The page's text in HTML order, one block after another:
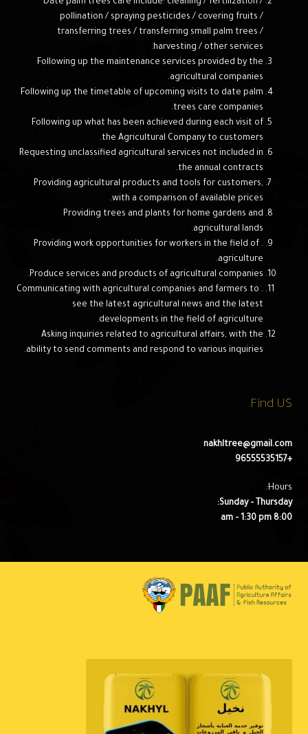
Date palm trees care include: cleaning / fertilization /
pollination / spraying pesticides / covering fruits /
transferring trees / transferring small palm trees /
harvesting / other services.
Following up the maintenance services provided by the
agricultural companies.
Following up the timetable of upcoming visits to date palm
trees care companies.
Following up what has been achieved during each visit of
the Agricultural Company to customers.
Requesting unclassified agricultural services not included in
the annual contracts.
Providing agricultural products and tools for customers,
with a comparison of available prices.
Providing trees and plants for home gardens and
agricultural lands.
. Providing work opportunities for workers in the field of
agriculture.
Produce services and products of agricultural companies.
. Communicating with agricultural companies and farmers to
see the latest agricultural news and the latest
developments in the field of agriculture.
Asking inquiries related to agricultural affairs, with the
ability to send comments and respond to various inquiries.
Find US
nakhltree@gmail.com
+96555535157
Hours:
Sunday – Thursday:
8:00 am – 1:30 pm